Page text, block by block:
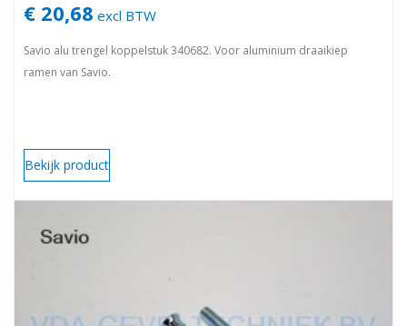
€ 20,68 excl BTW
Savio alu trengel koppelstuk 340682. Voor aluminium draaikiep
ramen van Savio.
Bekijk product